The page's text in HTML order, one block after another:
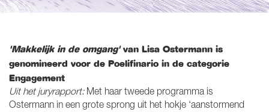
'Makkelijk in de omgang'van Lisa Ostermann is
genomineerd voor de Poelifinario in de categorie
Engagement
Uit het juryrapport:Met haar tweede programma is
Ostermann in een grote sprong uit het hokje ‘aanstormend